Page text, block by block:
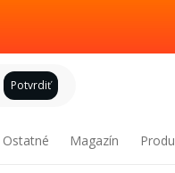
Potvrdiť
Ostatné Magazín